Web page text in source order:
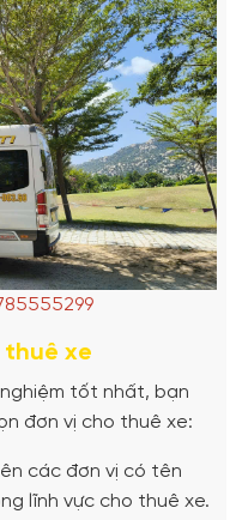
thuê xe
tốt nhất, bạn
đơn vị cho thuê xe:
các đơn vị có tên
lĩnh vực cho thuê xe.